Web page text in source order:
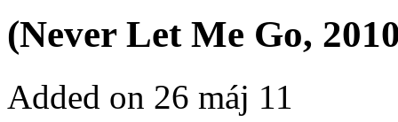
(Never Let Me Go,
Added on 26 máj 11